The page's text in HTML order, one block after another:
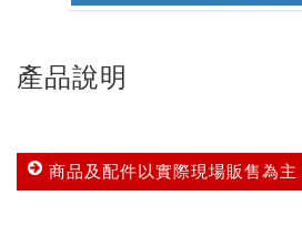
產品說明
商品及配件以實際現場販售為主